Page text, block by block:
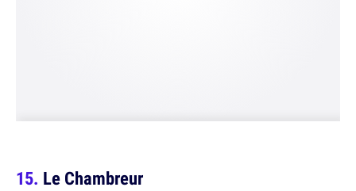
Le Chambreur